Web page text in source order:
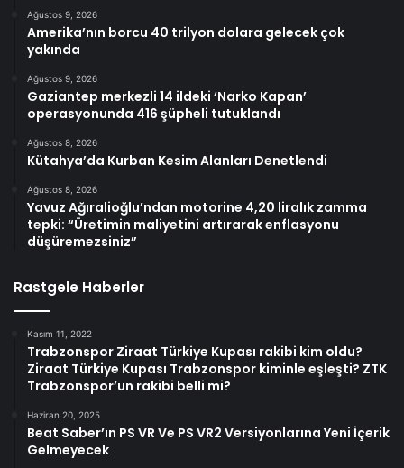
Ağustos 9, 2026
Amerika’nın borcu 40 trilyon dolara gelecek çok
yakında
Ağustos 9, 2026
Gaziantep merkezli 14 ildeki ‘Narko Kapan’
operasyonunda 416 şüpheli tutuklandı
Ağustos 8, 2026
Kütahya’da Kurban Kesim Alanları Denetlendi
Ağustos 8, 2026
Yavuz Ağıralioğlu’ndan motorine 4,20 liralık zamma
tepki: “Üretimin maliyetini artırarak enflasyonu
düşüremezsiniz”
Rastgele Haberler
Kasım 11, 2022
Trabzonspor Ziraat Türkiye Kupası rakibi kim oldu?
Ziraat Türkiye Kupası Trabzonspor kiminle eşleşti? ZTK
Trabzonspor’un rakibi belli mi?
Haziran 20, 2025
Beat Saber’ın PS VR Ve PS VR2 Versiyonlarına Yeni İçerik
Gelmeyecek